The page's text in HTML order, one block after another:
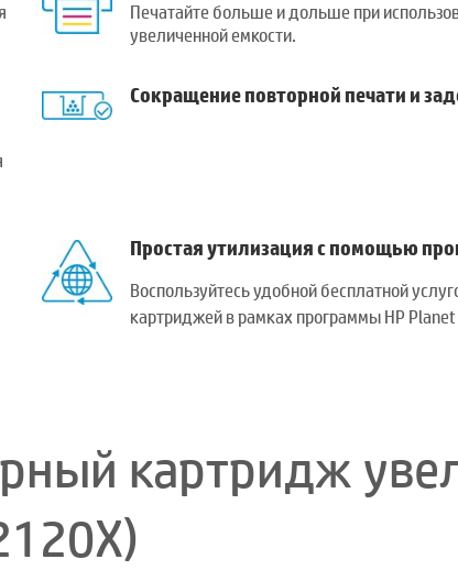
Печатайте больше и дольше при
увеличенной емкости.
Сокращение повторной печати и
Простая утилизация с помощью
Воспользуйтесь удобной бесплатной
картриджей в рамках программы HP
картридж